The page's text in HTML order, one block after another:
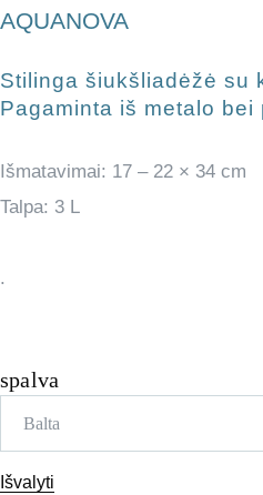
AQUANOVA
Stilinga šiukšliadėžė su
Pagaminta iš metalo bei
Išmatavimai: 17 – 22 × 34 cm
Talpa: 3 L
.
spalva
Išvalyti